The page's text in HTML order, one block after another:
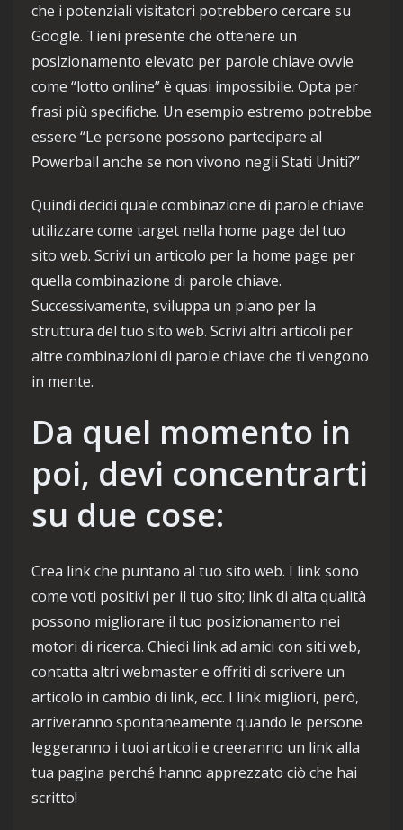
che i potenziali visitatori potrebbero cercare su
Google. Tieni presente che ottenere un
posizionamento elevato per parole chiave ovvie
come “lotto online” è quasi impossibile. Opta per
frasi più specifiche. Un esempio estremo potrebbe
essere “Le persone possono partecipare al
Powerball anche se non vivono negli Stati Uniti?”
Quindi decidi quale combinazione di parole chiave
utilizzare come target nella home page del tuo
sito web. Scrivi un articolo per la home page per
quella combinazione di parole chiave.
Successivamente, sviluppa un piano per la
struttura del tuo sito web. Scrivi altri articoli per
altre combinazioni di parole chiave che ti vengono
in mente.
Da quel momento in
poi, devi concentrarti
su due cose:
Crea link che puntano al tuo sito web. I link sono
come voti positivi per il tuo sito; link di alta qualità
possono migliorare il tuo posizionamento nei
motori di ricerca. Chiedi link ad amici con siti web,
contatta altri webmaster e offriti di scrivere un
articolo in cambio di link, ecc. I link migliori, però,
arriveranno spontaneamente quando le persone
leggeranno i tuoi articoli e creeranno un link alla
tua pagina perché hanno apprezzato ciò che hai
scritto!